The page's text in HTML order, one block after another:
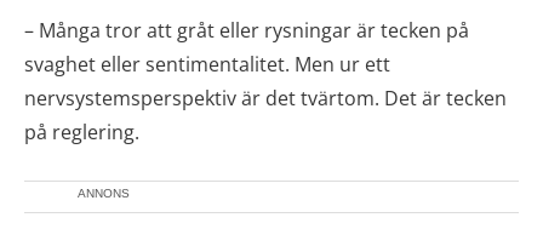
– Många tror att gråt eller rysningar är tecken på
svaghet eller sentimentalitet. Men ur ett
nervsystemsperspektiv är det tvärtom. Det är tecken
på reglering.
ANNONS